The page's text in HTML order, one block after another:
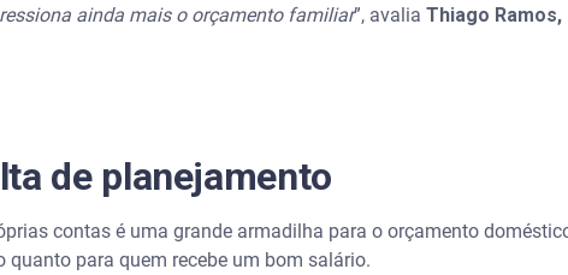
ainda mais o orçamento familiar”, avalia Thiago
de planejamento
contas é uma grande armadilha para o orçamento
quanto para quem recebe um bom salário.